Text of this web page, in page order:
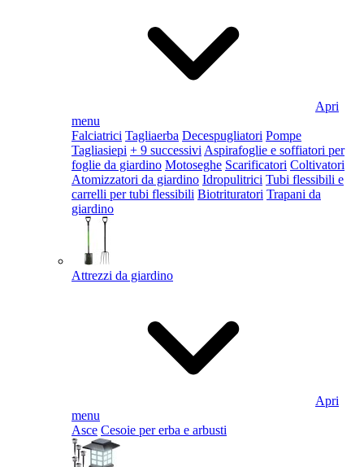
Apri
menu
Falciatrici Tagliaerba Decespugliatori Pompe
Tagliasiepi + 9 successivi Aspirafoglie e soffiatori per
foglie da giardino Motoseghe Scarificatori Coltivatori
Atomizzatori da giardino Idropulitrici Tubi flessibili e
carrelli per tubi flessibili Biotrituratori Trapani da
giardino
Attrezzi da giardino
Apri
menu
Asce Cesoie per erba e arbusti